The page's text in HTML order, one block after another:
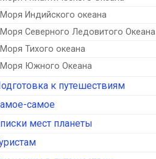
Моря Индийского океана
Моря Северного Ледовитого Океана
Моря Тихого океана
Моря Южного Океана
к путешествиям
самое
мест планеты